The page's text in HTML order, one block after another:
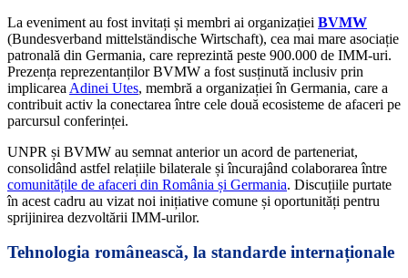
La eveniment au fost invitați și membri ai organizației BVMW
(Bundesverband mittelständische Wirtschaft), cea mai mare asociație
patronală din Germania, care reprezintă peste 900.000 de IMM-uri.
Prezența reprezentanților BVMW a fost susținută inclusiv prin
implicarea Adinei Utes, membră a organizației în Germania, care a
contribuit activ la conectarea între cele două ecosisteme de afaceri pe
parcursul conferinței.
UNPR și BVMW au semnat anterior un acord de parteneriat,
consolidând astfel relațiile bilaterale și încurajând colaborarea între
comunitățile de afaceri din România și Germania. Discuțiile purtate
în acest cadru au vizat noi inițiative comune și oportunități pentru
sprijinirea dezvoltării IMM-urilor.
Tehnologia românească, la standarde internaționale